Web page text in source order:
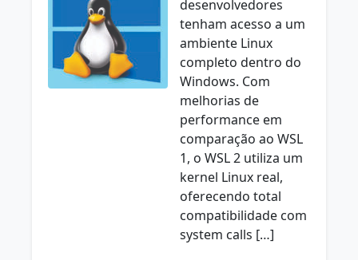
desenvolvedores
tenham acesso a um
ambiente Linux
completo dentro do
Windows. Com
melhorias de
performance em
comparação ao WSL
1, o WSL 2 utiliza um
kernel Linux real,
oferecendo total
compatibilidade com
system calls […]